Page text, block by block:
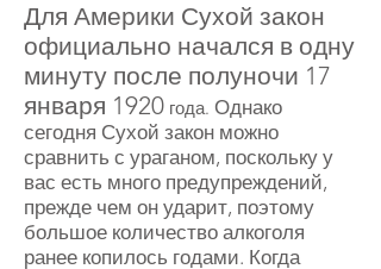
Для Америки Сухой закон
официально начался в одну
минуту после полуночи 17
января 1920 года. Однако
сегодня Сухой закон можно
сравнить с ураганом, поскольку у
вас есть много предупреждений,
прежде чем он ударит, поэтому
большое количество алкоголя
ранее копилось годами. Когда